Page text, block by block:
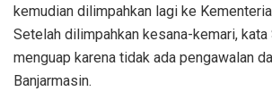
kemudian dilimpahkan lagi ke
Setelah dilimpahkan kesana-kemari, kata
menguap karena tidak ada pengawalan
Banjarmasin.